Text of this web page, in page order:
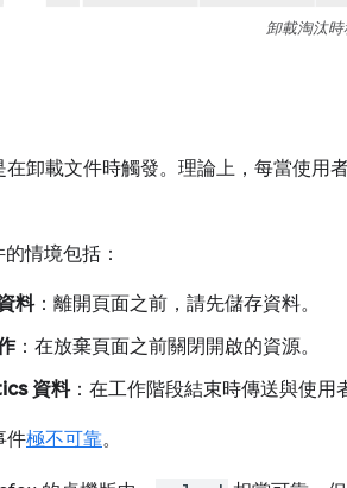
卸載淘汰時
在卸載文件時觸發。理論上，每當使用
情境包括：
料：離開頁面之前，請先儲存資料。
：在放棄頁面之前關閉開啟的資源。
資料：在工作階段結束時傳送與使用
件極不可靠。